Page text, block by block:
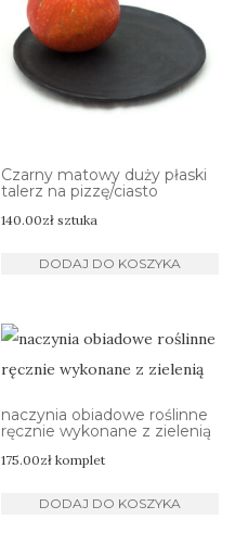
Czarny matowy duży płaski
talerz na pizzę/ciasto
140.00zł sztuka
DODAJ DO KOSZYKA
naczynia obiadowe roślinne
ręcznie wykonane z zielenią
175.00zł komplet
DODAJ DO KOSZYKA